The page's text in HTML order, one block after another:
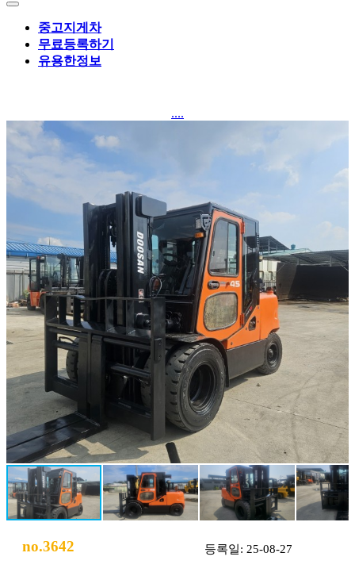
중고지게차
무료등록하기
유용한정보
....
no.3642 등록일: 25-08-27